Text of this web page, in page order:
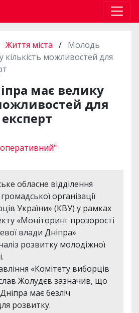
Життя міста / Молодь
кількість можливостей для
має велику
для
обласне відділення
організації
України» (КВУ) у рамках
«Моніторинг прозорості
влади Дніпра»
розвитку молодіжної
«Комітету виборців
Жолудєв зазначив, що
має безліч
розвитку.